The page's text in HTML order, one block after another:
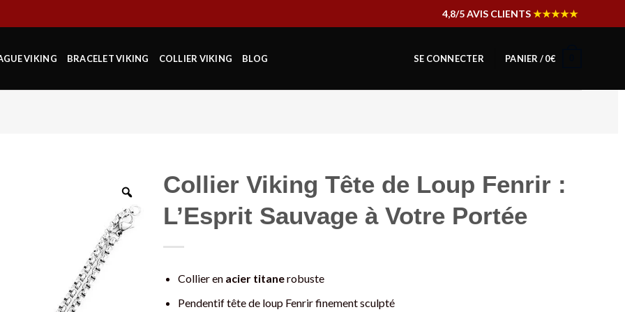
4,8/5 AVIS CLIENTS★★★★★
VIKING BRACELET VIKING COLLIER VIKING BLOG SE CONNECTER PANIER /0€
Collier Viking Tête de Loup Fenrir :
L’Esprit Sauvage à Votre Portée
Collier en acier titanerobuste
Pendentif tête de loup Fenrir finement sculpté